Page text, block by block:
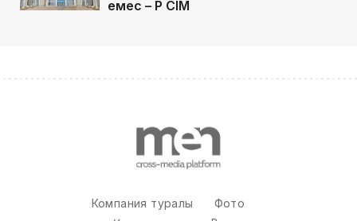
емес – ҚР СІМ
Компания туралы
Фото